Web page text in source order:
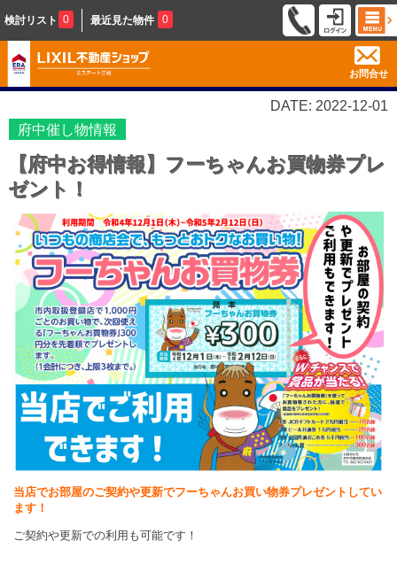
検討リスト 0 最近見た物件 0
お問合せ
DATE: 2022-12-01
府中催し物情報
【府中お得情報】フーちゃんお買物券プレ
ゼント！
当店でお部屋のご契約や更新でフーちゃんお買い物券プレゼントしてい
ます！
ご契約や更新での利用も可能です！